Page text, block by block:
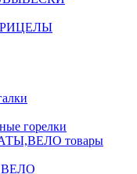
горелки
товары
ВЕЛО